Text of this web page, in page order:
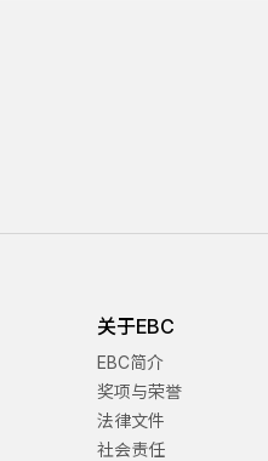
关于EBC
EBC简介
奖项与荣誉
法律文件
社会责任